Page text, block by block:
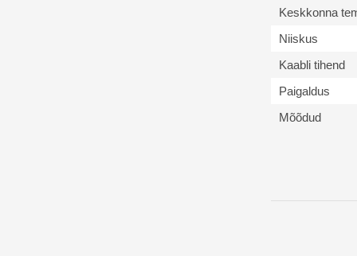
Keskkonna
Niiskus
Kaabli tihend
Paigaldus
Mõõdud